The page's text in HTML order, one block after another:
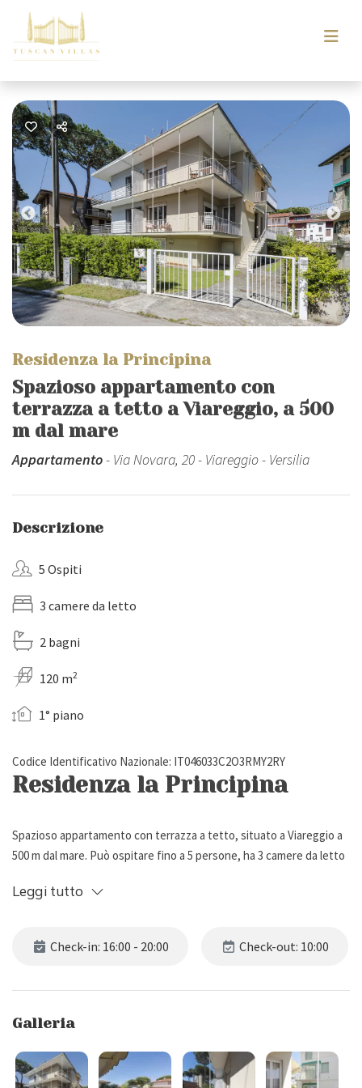
Previous
Residenza la Principina
Spazioso appartamento con
terrazza a tetto a Viareggio, a 500
m dal mare
Appartamento- Via Novara, 20 - Viareggio - Versilia
Descrizione
5 Ospiti
3 camere da letto
2 bagni
120 m2
1° piano
Codice Identificativo Nazionale: IT046033C2O3RMY2RY
Residenza la Principina
Spazioso appartamento con terrazza a tetto, situato a Viareggio a
500 m dal mare. Può ospitare fino a 5 persone, ha 3 camere da letto
verdeggiante di Viareggio, a 500 metri dalla spiaggia e dalla Pineta di
2° piano di un palazzo e vi si accede tramite una scala esterna, dopo
aver varcato il cancello d'ingresso su strada.
Residenza della Principina vanta una grande terrazza a tetto con
Leggi tutto
Check-in: 16:00 - 20:00 Check-out: 10:00
Galleria